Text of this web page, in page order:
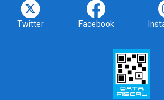
Twitter Facebook